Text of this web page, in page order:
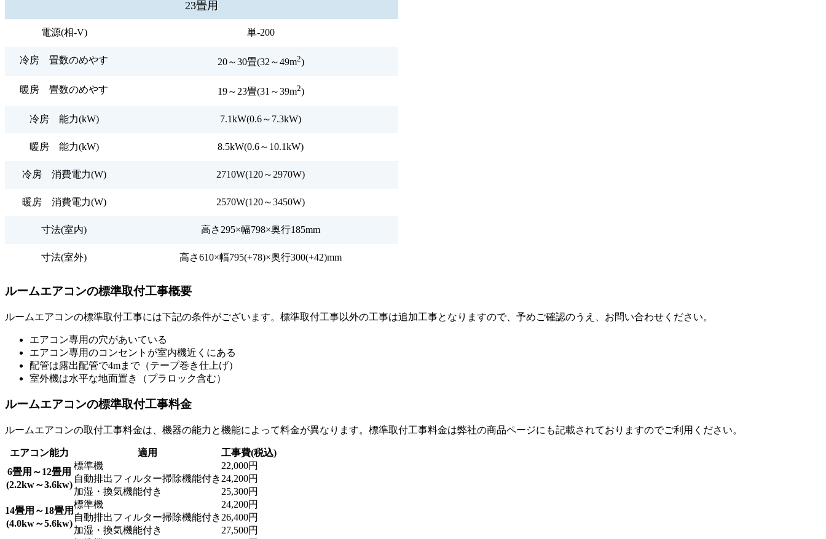
23畳用
電源(相-V) 単-200
冷房 畳数のめやす 20～30畳(32～49m2)
暖房 畳数のめやす 19～23畳(31～39m2)
冷房 能力(kW) 7.1kW(0.6～7.3kW)
暖房 能力(kW) 8.5kW(0.6～10.1kW)
冷房 消費電力(W) 2710W(120～2970W)
暖房 消費電力(W) 2570W(120～3450W)
寸法(室内) 高さ295×幅798×奥行185mm
寸法(室外) 高さ610×幅795(+78)×奥行300(+42)mm
ルームエアコンの標準取付工事概要
ルームエアコンの標準取付工事には下記の条件がございます。標準取付工事以外の工事は追加工事となりますので、予めご確認のうえ、お問い合わせください。
エアコン専用の穴があいている
エアコン専用のコンセントが室内機近くにある
配管は露出配管で4mまで（テープ巻き仕上げ）
室外機は水平な地面置き（プラロック含む）
ルームエアコンの標準取付工事料金
ルームエアコンの取付工事料金は、機器の能力と機能によって料金が異なります。標準取付工事料金は弊社の商品ページにも記載されておりますのでご利用ください。
エアコン能力 適用
工事費(税込)
6畳用～12畳用
(2.2kw～3.6kw)
標準機
22,000円
自動排出フィルター掃除機能付き 24,200円
加湿・換気機能付き
25,300円
14畳用～18畳用
(4.0kw～5.6kw)
標準機
24,200円
自動排出フィルター掃除機能付き 26,400円
加湿・換気機能付き
27,500円